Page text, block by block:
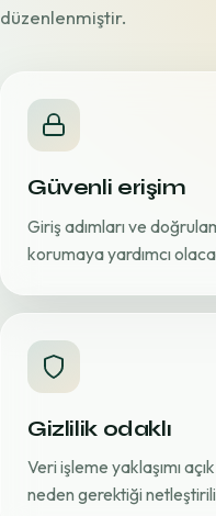
düzenlenmiştir.
Güvenli erişim
Giriş adımları ve
korumaya yardımcı
Gizlilik odaklı
Veri işleme yaklaşımı
neden gerektiği